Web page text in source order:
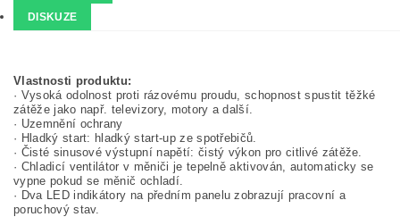
DISKUZE
Vlastnosti produktu:
· Vysoká odolnost proti rázovému proudu, schopnost spustit těžké
zátěže jako např. televizory, motory a další.
· Uzemnění ochrany
· Hladký start: hladký start-up ze spotřebičů.
· Čisté sinusové výstupní napětí: čistý výkon pro citlivé zátěže.
· Chladicí ventilátor v měniči je tepelně aktivován, automaticky se
vypne pokud se měnič ochladí.
· Dva LED indikátory na předním panelu zobrazují pracovní a
poruchový stav.